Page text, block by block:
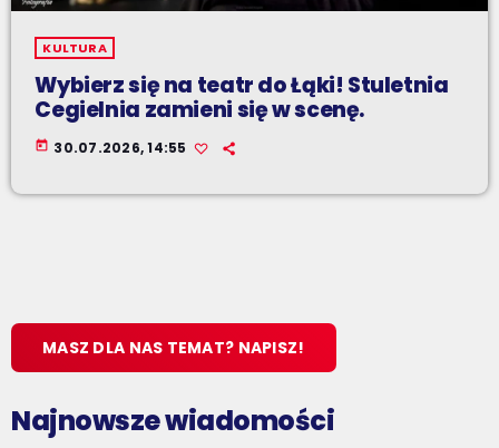
KULTURA
Wybierz się na teatr do Łąki! Stuletnia
Cegielnia zamieni się w scenę.
today 30.07.2026, 14:55
MASZ DLA NAS TEMAT? NAPISZ!
Najnowsze wiadomości